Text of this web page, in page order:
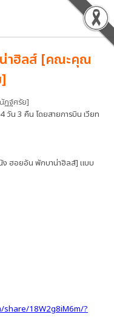
าฮิลส์ [คณะคุณ
ฏฐ์ศรัย]
วัน 3 คืน โดยสายการบิน เวียท
ง ฮอยอัน พักบาน่าฮิลส์] แบบ
share/18W2g8iM6m/?